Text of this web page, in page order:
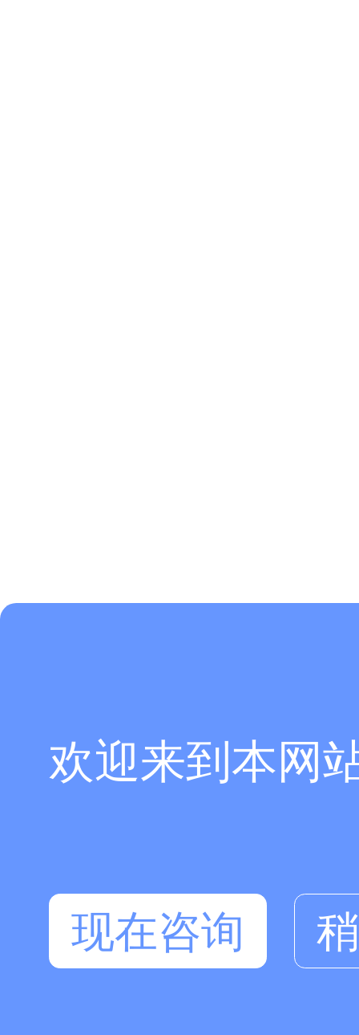
欢迎来到本网
现在咨询